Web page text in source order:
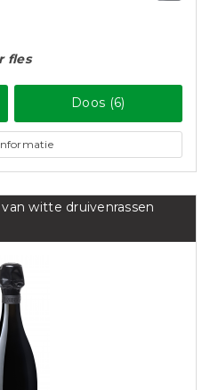
fles
Doos (6)
witte druivenrassen